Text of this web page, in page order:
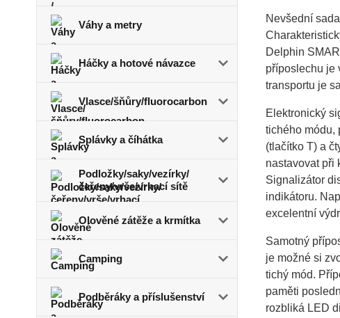
Váhy a metry
Háčky a hotové návazce
Vlasce/šňůry/fluorocarbon
Splávky a číhátka
Podložky/saky/vezírky/
čeřeny/vrše/vrhací sítě
Olověné zátěže a krmítka
Camping
Podběráky a příslušenství
Nevšední
Delphin
příposlechu je
transportu je
Elektronický
tichého módu,
(tlačítko T) a
nastavovat při
Signalizátor
indikátoru.
excelentní
Samotný
je možné si
tichý mód.
paměti
rozbliká LED